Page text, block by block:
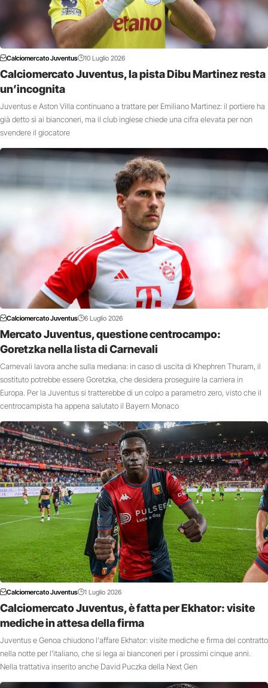
Calciomercato Juventus 10 Luglio 2026
Calciomercato Juventus, la pista Dibu Martinez resta
un’incognita
Juventus e Aston Villa continuano a trattare per Emiliano Martinez: il portiere ha
già detto sì ai bianconeri, ma il club inglese chiede una cifra elevata per non
svendere il giocatore
Calciomercato Juventus 6 Luglio 2026
Mercato Juventus, questione centrocampo:
Goretzka nella lista di Carnevali
Carnevali lavora anche sulla mediana: in caso di uscita di Khephren Thuram, il
sostituto potrebbe essere Goretzka, che desidera proseguire la carriera in
Europa. Per la Juventus si tratterebbe di un colpo a parametro zero, visto che il
centrocampista ha appena salutato il Bayern Monaco
Calciomercato Juventus 1 Luglio 2026
Calciomercato Juventus, è fatta per Ekhator: visite
mediche in attesa della firma
Juventus e Genoa chiudono l'affare Ekhator: visite mediche e firma del contratto
nella notte per l'italiano, che si lega ai bianconeri per i prossimi cinque anni.
Nella trattativa inserito anche David Puczka della Next Gen